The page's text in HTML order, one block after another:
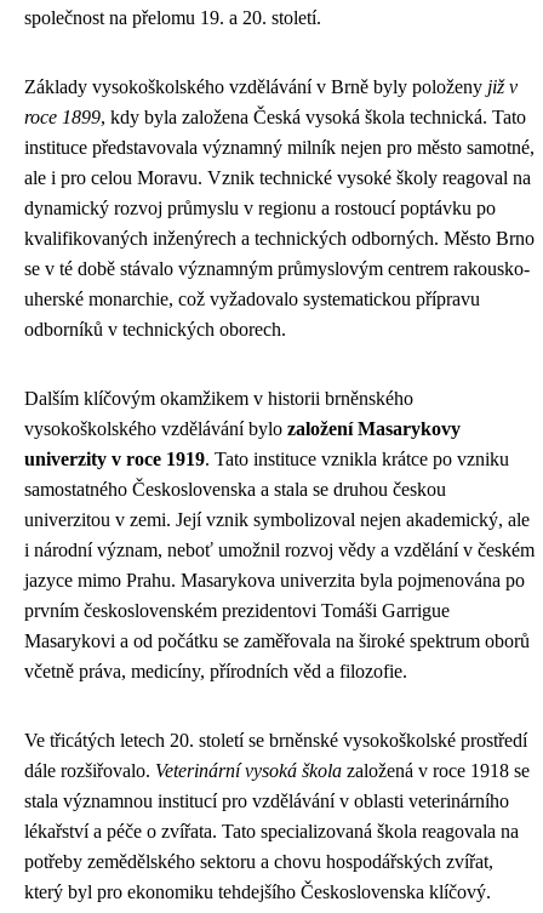
společnost na přelomu 19. a 20. století.
Základy vysokoškolského vzdělávání v Brně byly položeny již v
roce 1899, kdy byla založena Česká vysoká škola technická. Tato
instituce představovala významný milník nejen pro město samotné,
ale i pro celou Moravu. Vznik technické vysoké školy reagoval na
dynamický rozvoj průmyslu v regionu a rostoucí poptávku po
kvalifikovaných inženýrech a technických odborných. Město Brno
se v té době stávalo významným průmyslovým centrem rakousko-
uherské monarchie, což vyžadovalo systematickou přípravu
odborníků v technických oborech.
Dalším klíčovým okamžikem v historii brněnského
vysokoškolského vzdělávání bylo založení Masarykovy
univerzity v roce 1919. Tato instituce vznikla krátce po vzniku
samostatného Československa a stala se druhou českou
univerzitou v zemi. Její vznik symbolizoval nejen akademický, ale
i národní význam, neboť umožnil rozvoj vědy a vzdělání v českém
jazyce mimo Prahu. Masarykova univerzita byla pojmenována po
prvním československém prezidentovi Tomáši Garrigue
Masarykovi a od počátku se zaměřovala na široké spektrum oborů
včetně práva, medicíny, přírodních věd a filozofie.
Ve třicátých letech 20. století se brněnské vysokoškolské prostředí
dále rozšiřovalo. Veterinární vysoká škola založená v roce 1918 se
stala významnou institucí pro vzdělávání v oblasti veterinárního
lékařství a péče o zvířata. Tato specializovaná škola reagovala na
potřeby zemědělského sektoru a chovu hospodářských zvířat,
který byl pro ekonomiku tehdejšího Československa klíčový.